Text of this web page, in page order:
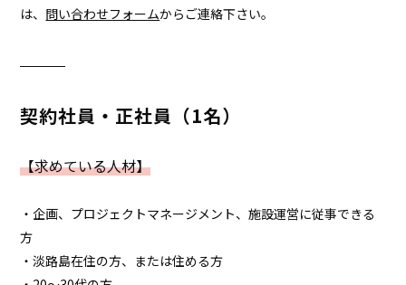
は、 問い合わせフォームからご連絡下さい。
契約社員・正社員（1名）
【求めている人材】
・企画、プロジェクトマネージメント、施設運営に従事できる
方
・淡路島在住の方、または住める方